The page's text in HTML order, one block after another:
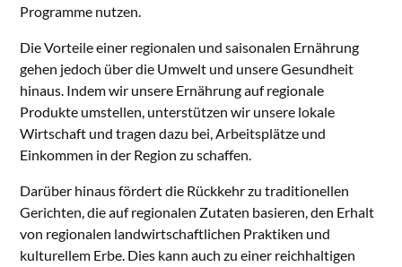
Programme nutzen.
Die Vorteile einer regionalen und saisonalen Ernährung
gehen jedoch über die Umwelt und unsere Gesundheit
hinaus. Indem wir unsere Ernährung auf regionale
Produkte umstellen, unterstützen wir unsere lokale
Wirtschaft und tragen dazu bei, Arbeitsplätze und
Einkommen in der Region zu schaffen.
Darüber hinaus fördert die Rückkehr zu traditionellen
Gerichten, die auf regionalen Zutaten basieren, den Erhalt
von regionalen landwirtschaftlichen Praktiken und
kulturellem Erbe. Dies kann auch zu einer reichhaltigen